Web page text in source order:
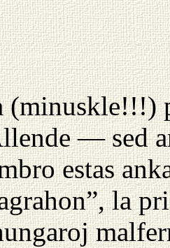
(minuskle!!!)
— sed
estas
la